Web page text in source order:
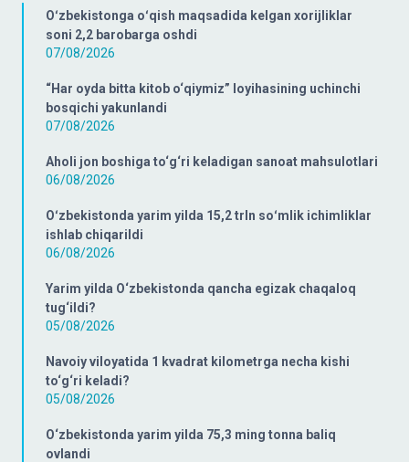
Oʻzbekistonga oʻqish maqsadida kelgan xorijliklar
soni 2,2 barobarga oshdi
07/08/2026
“Har oyda bitta kitob o‘qiymiz” loyihasining uchinchi
bosqichi yakunlandi
07/08/2026
Aholi jon boshiga to‘g‘ri keladigan sanoat mahsulotlari
06/08/2026
Oʻzbekistonda yarim yilda 15,2 trln soʻmlik ichimliklar
ishlab chiqarildi
06/08/2026
Yarim yilda O‘zbekistonda qancha egizak chaqaloq
tug‘ildi?
05/08/2026
Navoiy viloyatida 1 kvadrat kilometrga necha kishi
to‘g‘ri keladi?
05/08/2026
O‘zbekistonda yarim yilda 75,3 ming tonna baliq
ovlandi